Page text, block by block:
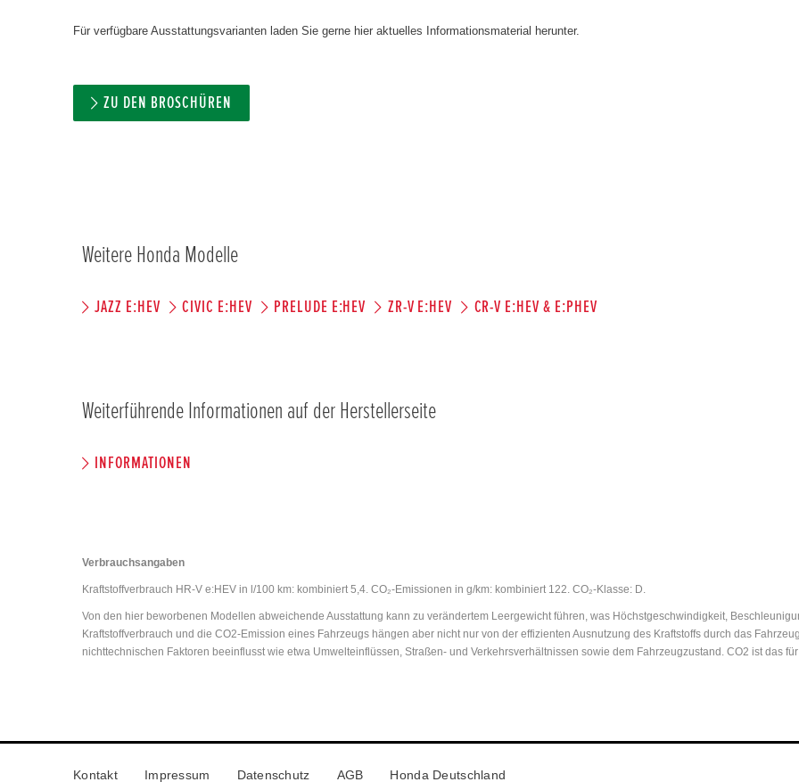
Für verfügbare Ausstattungsvarianten laden Sie gerne hier aktuelles Informationsmaterial herunter.
ZU DEN BROSCHÜREN
Weitere Honda Modelle
JAZZ E:HEV CIVIC E:HEV PRELUDE E:HEV ZR-V E:HEV CR-V E:HEV & E:PHEV
Weiterführende Informationen auf der Herstellerseite
INFORMATIONEN
Verbrauchsangaben
Kraftstoffverbrauch HR-V e:HEV in l/100 km: kombiniert 5,4. CO₂-Emissionen in g/km: kombiniert 122. CO₂-Klasse: D.
Von den hier beworbenen Modellen abweichende Ausstattung kann zu verändertem Leergewicht führen, was Höchstgeschwindigkeit,
Kraftstoffverbrauch und die CO2-Emission eines Fahrzeugs hängen aber nicht nur von der effizienten Ausnutzung des Kraftstoffs durch das
nichttechnischen Faktoren beeinflusst wie etwa Umwelteinflüssen, Straßen- und Verkehrsverhältnissen sowie dem Fahrzeugzustand. CO2 ist das
Kontakt Impressum Datenschutz AGB Honda Deutschland